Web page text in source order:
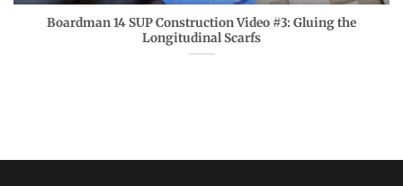
Boardman 14 SUP Construction Video #3: Gluing the
Longitudinal Scarfs